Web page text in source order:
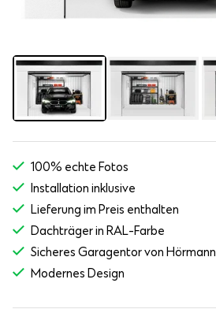
100% echte Fotos
Installation inklusive
Lieferung im Preis enthalten
Dachträger in RAL-Farbe
Sicheres Garagentor von Hörmann
Modernes Design